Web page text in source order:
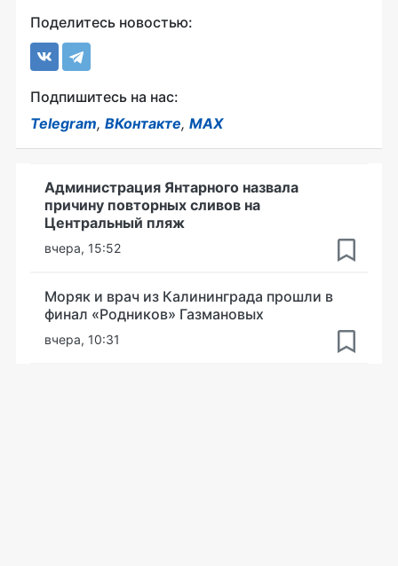
Поделитесь новостью:
Подпишитесь на нас:
Telegram, ВКонтакте, MAX
Администрация Янтарного назвала
причину повторных сливов на
Центральный пляж
вчера, 15:52
Моряк и врач из Калининграда прошли в
финал «Родников» Газмановых
вчера, 10:31